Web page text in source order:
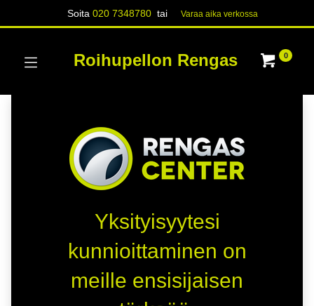
Soita020 7348780 tai Varaa aika verk​​​​ossa
Roihupellon Rengas 0
Yksityisyytesi
kunnioittaminen on
meille ensisijaisen